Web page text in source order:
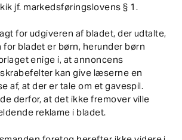
jf. markedsføringslovens § 1.
for udgiveren af bladet, der udtalte,
for bladet er børn, herunder børn
enige i, at annoncens
kan give læserne en
af, at der er tale om et gavespil.
derfor, at det ikke fremover ville
reklame i bladet.